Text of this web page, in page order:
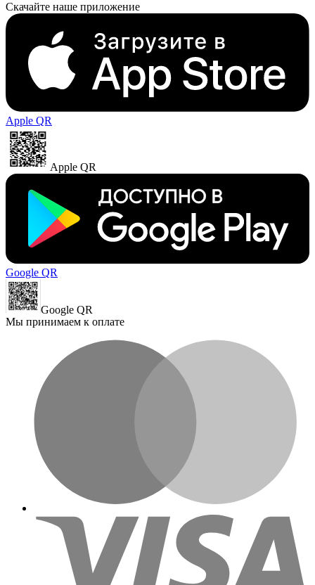
Скачайте наше приложение
Apple QR
Apple QR
Google QR
Google QR
Мы принимаем к оплате